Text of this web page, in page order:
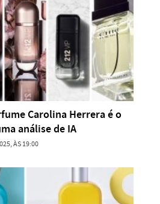
Carolina Herrera é o
análise de IA
ÀS 19:00